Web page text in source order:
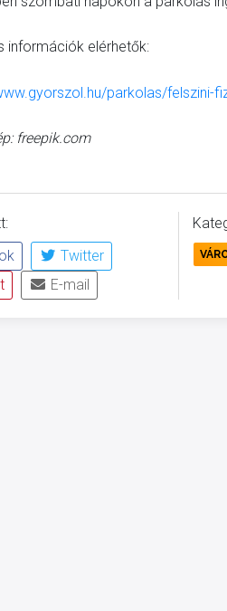
információk elérhetők:
parkolas/felszini-
freepik.com
Twitter
E-mail